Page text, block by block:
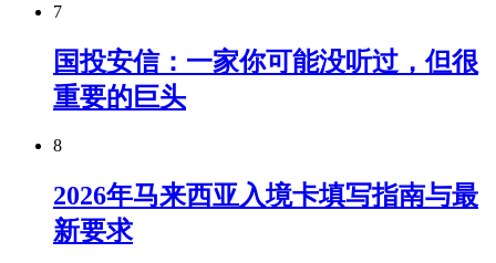
7
国投安信：一家你可能没听过，但很
重要的巨头
8
2026年马来西亚入境卡填写指南与最
新要求